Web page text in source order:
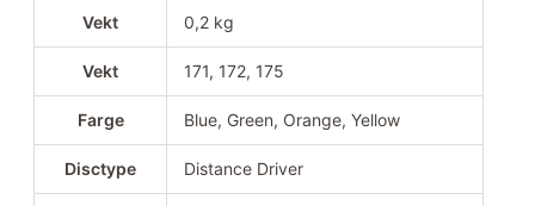
Vekt 0,2 kg
Vekt 171, 172, 175
Farge Blue, Green, Orange, Yellow
Disctype Distance Driver